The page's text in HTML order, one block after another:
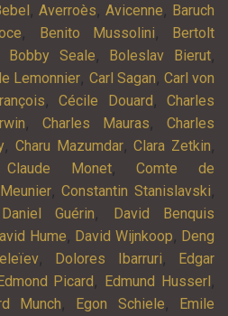
, Averroès, Avicenne, Baruch
, Benito Mussolini,
Bertolt
Bobby Seale, Boleslav Bierut,
Lemonnier, Carl Sagan, Carl von
,Cécile Douard ,Charles
, Charles Mauras, Charles
,Charu Mazumdar,Clara Zetkin,
Claude Monet,Comte de
,Constantin Stanislavski,
Daniel Guérin,
David Benquis
Hume, David Wijnkoop, Deng
, Dolores Ibarruri,
Edgar
Edmond Picard , Edmund Husserl ,
Munch, Egon Schiele,
Emile